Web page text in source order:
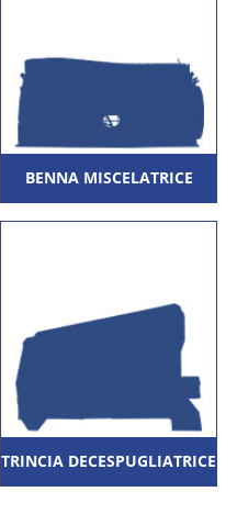
BENNA MISCELATRICE
TRINCIA DECESPUGLIATRICE